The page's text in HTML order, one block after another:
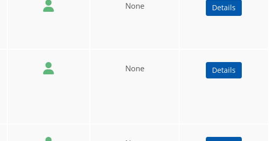
None Details
None Details